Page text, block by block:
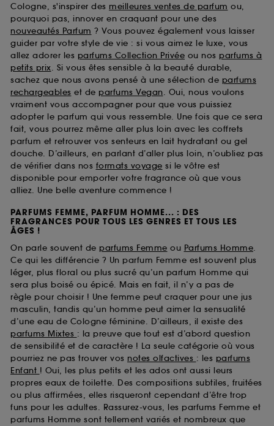
Cologne, s'inspirer des meilleures ventes de parfum ou,
pourquoi pas, innover en craquant pour une des
nouveautés Parfum ? Vous pouvez également vous laisser
guider par votre style de vie : si vous aimez le luxe, vous
allez adorer les parfums Collection Privée ou nos parfums à
petits prix. Si vous êtes sensible à la beauté durable,
sachez que nous avons pensé à une sélection de parfums
rechargeables et de parfums Vegan. Oui, nous voulons
vraiment vous accompagner pour que vous puissiez
adopter le parfum qui vous ressemble. Une fois que ce sera
fait, vous pourrez même aller plus loin avec les coffrets
parfum et retrouver vos senteurs en lait hydratant ou gel
douche. D’ailleurs, en parlant d’aller plus loin, n’oubliez pas
de vérifier dans nos formats voyage si le vôtre est
disponible pour emporter votre fragrance où que vous
alliez. Une belle aventure commence !
PARFUMS FEMME, PARFUM HOMME... : DES
FRAGRANCES POUR TOUS LES GENRES ET TOUS LES
ÂGES !
On parle souvent de parfums Femme ou Parfums Homme.
Ce qui les différencie ? Un parfum Femme est souvent plus
léger, plus floral ou plus sucré qu’un parfum Homme qui
sera plus boisé ou épicé. Mais en fait, il n’y a pas de
règle pour choisir ! Une femme peut craquer pour une jus
masculin, tandis qu’un homme peut aimer la sensualité
d’une eau de Cologne féminine. D’ailleurs, il existe des
parfums Mixtes : la preuve que tout est d’abord question
de sensibilité et de caractère ! La seule catégorie où vous
pourriez ne pas trouver vos notes olfactives : les parfums
Enfant ! Oui, les plus petits et les ados ont aussi leurs
propres eaux de toilette. Des compositions subtiles, fruitées
ou plus affirmées, elles risqueront cependant d’être trop
funs pour les adultes. Rassurez-vous, les parfums Femme et
parfums Homme sont tellement variés et nombreux que